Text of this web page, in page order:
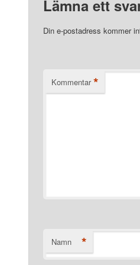
Lämna ett
Din e-postadress kommer
Kommentar *
Namn *